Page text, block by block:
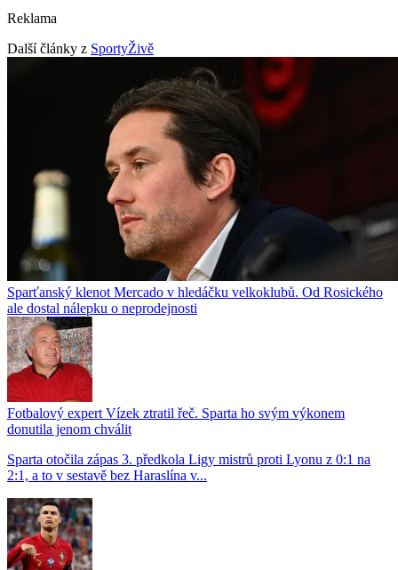
Reklama
Další články z SportyŽivě
Sparťanský klenot Mercado v hledáčku velkoklubů. Od Rosického
ale dostal nálepku o neprodejnosti
Fotbalový expert Vízek ztratil řeč. Sparta ho svým výkonem
donutila jenom chválit
Sparta otočila zápas 3. předkola Ligy mistrů proti Lyonu z 0:1 na
2:1, a to v sestavě bez Haraslína v...